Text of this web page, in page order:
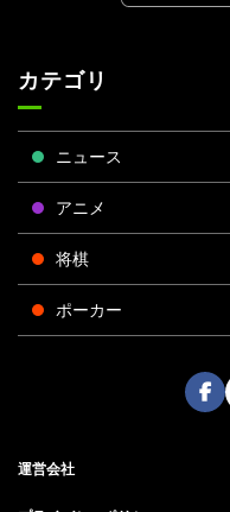
カテゴリ
ニュース
アニメ
将棋
ポーカー
運営会社